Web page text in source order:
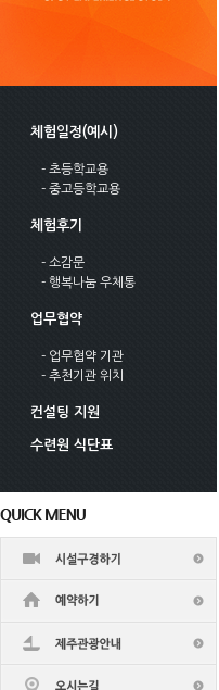
체험일정(예시)
- 초등학교용
- 중고등학교용
체험후기
- 소감문
- 행복나눔 우체통
업무협약
- 업무협약 기관
- 추천기관 위치
컨설팅 지원
수련원 식단표